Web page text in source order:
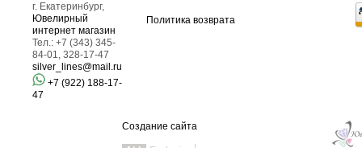
г. Екатеринбург,
Ювелирный
интернет магазин
Тел.: +7 (343) 345-
84-01, 328-17-47
silver_lines@mail.ru
+7 (922) 188-17-
47
Политика возврата
Создание сайта